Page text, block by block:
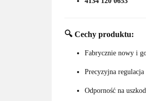
🔍 Cechy produktu:
Fabrycznie nowy i
Precyzyjna
Odporność na